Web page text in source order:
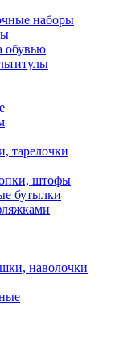
наборы
обувью
тарелочки
штофы
бутылки
наволочки